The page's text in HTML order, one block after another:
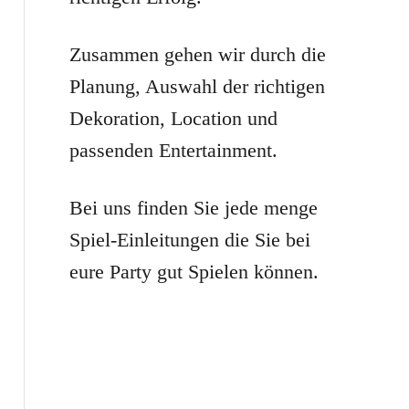
:Zusammen gehen wir durch die
Planung, Auswahl der richtigen
Dekoration, Location und
passenden Entertainment.
Bei uns finden Sie jede menge
Spiel-Einleitungen die Sie bei
eure Party gut Spielen können.